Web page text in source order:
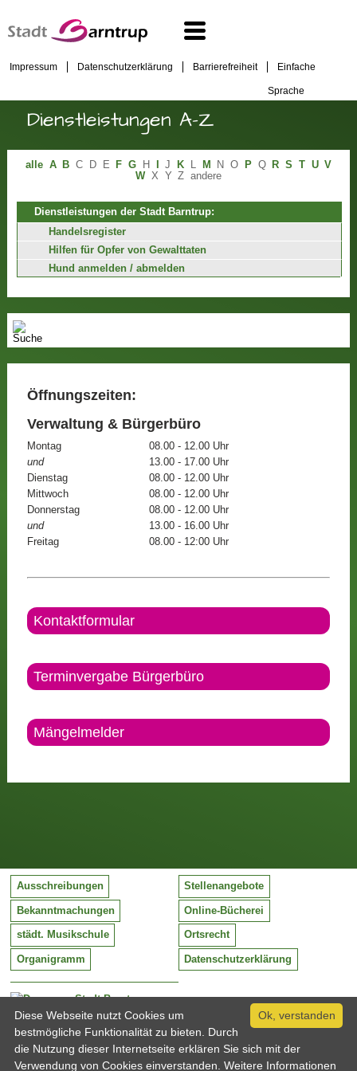
Impressum Datenschutzerklärung Barrierefreiheit Einfache
Sprache
Dienstleistungen A-Z
alle A B C D E F G H J K L M N O P Q R S T U V
W X Y Z andere
Dienstleistungen der Stadt Barntrup:
Handelsregister
Hilfen für Opfer von Gewalttaten
Hund anmelden / abmelden
Öffnungszeiten:
Verwaltung & Bürgerbüro
Montag
08.00 - 12.00 Uhr
und
13.00 - 17.00 Uhr
Dienstag
08.00 - 12.00 Uhr
Mittwoch
08.00 - 12.00 Uhr
Donnerstag
08.00 - 12.00 Uhr
und
13.00 - 16.00 Uhr
Freitag
08.00 - 12:00 Uhr
Kontaktformular
Terminvergabe Bürgerbüro
Mängelmelder
Stadt Barntrup
Mittelstraße 38
32683 Barntrup
Tel:
05263 / 409-0
Ausschreibungen Stellenangebote
Bekanntmachungen Online-Bücherei
städt. Musikschule Ortsrecht
Organigramm Datenschutzerklärung
Ok, verstanden
Diese Webseite nutzt Cookies um
bestmögliche Funktionalität zu bieten. Durch
die Nutzung dieser Internetseite erklären Sie sich mit der
Verwendung von Cookies einverstanden. Weitere Informationen